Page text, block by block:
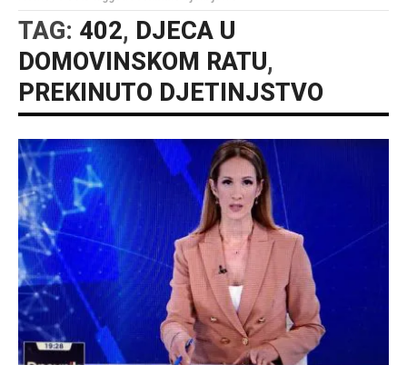
TAG: 402, DJECA U
DOMOVINSKOM RATU,
PREKINUTO DJETINJSTVO